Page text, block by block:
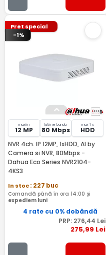
Pret special
-1%
maxim
12 MP
latime banda
80 Mbps
max 1 x
HDD
NVR 4ch. IP 12MP, 1xHDD, AI by
Camera si NVR, 80Mbps -
Dahua Eco Series NVR2104-
4KS3
In stoc: 227 buc
Comandă până în ora 14:00 și
expediem luni
4 rate cu 0% dobândă
PRP: 276,44 Lei
275,99 Lei